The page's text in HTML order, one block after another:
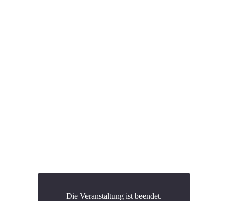
Die Veranstaltung ist beendet.